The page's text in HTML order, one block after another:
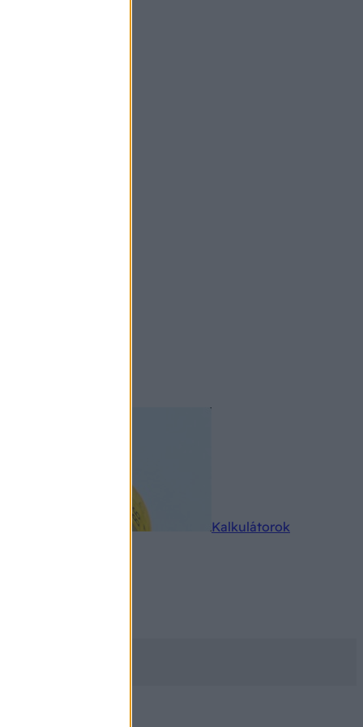
Kalkulátorok